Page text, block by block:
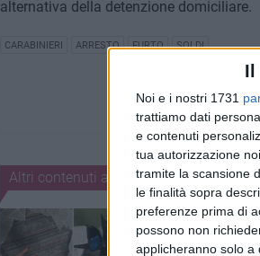
Il
Noi e i nostri 1731
trattiamo dati
e contenuti
tua autorizzazione
tramite la scansione
le finalità sopra
preferenze prima di
possono non
applicheranno solo a
alternativa della detenzione domiciliare.
CARABINIERI ARRESTO FURTO SOLDI
Altri contenuti a tema